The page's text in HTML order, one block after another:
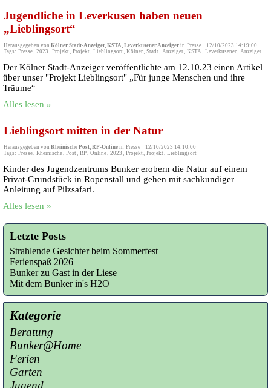
Jugendliche in Leverkusen haben neuen
„Lieblingsort“
Herausgegeben von Kölner Stadt-Anzeiger, KSTA, Leverkusener Anzeiger in Presse · 12/10/2023 14:19:00
Tags: Presse, 2023 , Projekt , Projekt , Lieblingsort , Kölner, Stadt , Anzeiger, KSTA , Leverkusener, Anzeiger
Der Kölner Stadt-Anzeiger veröffentlichte am 12.10.23 einen Artikel
über unser "Projekt Lieblingsort" „Für junge Menschen und ihre
Träume“
Alles lesen »
Lieblingsort mitten in der Natur
Herausgegeben von Rheinische Post, RP-Online in Presse · 12/10/2023 14:10:00
Tags: Presse, Rheinische, Post , RP, Online, 2023 , Projekt , Projekt , Lieblingsort
Kinder des Jugendzentrums Bunker erobern die Natur auf einem
Privat-Grundstück in Ropenstall und gehen mit sachkundiger
Anleitung auf Pilzsafari.
Alles lesen »
Letzte Posts
Strahlende Gesichter beim Sommerfest
Ferienspaß 2026
Bunker zu Gast in der Liese
Mit dem Bunker in's H2O
Kategorie
Beratung
Bunker@Home
Ferien
Garten
Jugend